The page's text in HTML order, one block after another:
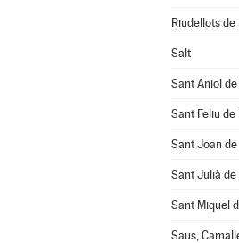
Riudellots de
Salt
Sant Aniol
Sant Feliu
Sant Joan
Sant Julià de
Sant Miquel
Saus,